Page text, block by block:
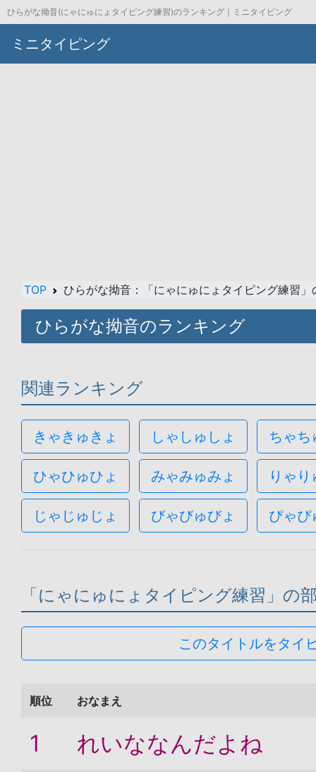
ひらがな拗音(にゃにゅにょタイピング練習)のランキング｜ミニタイピング
ミニタイピング
TOP ひらがな拗音：「にゃにゅにょタイピング練習」
ひらがな拗音のランキング
関連ランキング
きゃきゅきょ しゃしゅしょ ちゃち
ひゃひゅひょ みゃみゅみょ りゃ
じゃじゅじょ びゃびゅびょ ぴゃぴ
「にゃにゅにょタイピング練習」の
このタイトルをタイ
順位 おなまえ
1 れいななんだよね